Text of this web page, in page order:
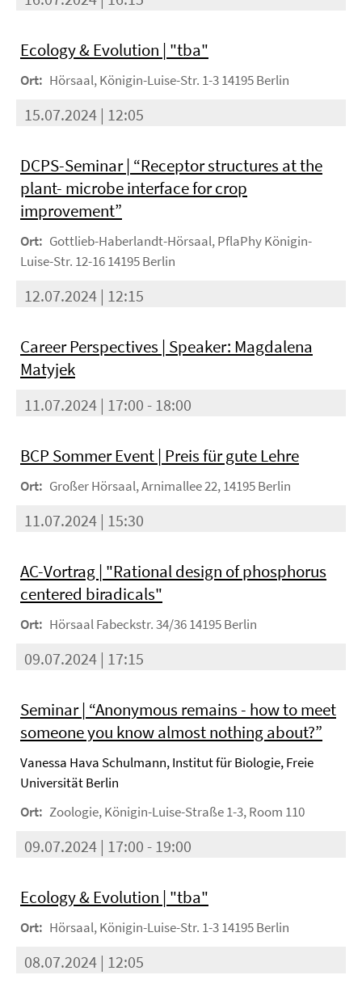
Ecology & Evolution | "tba"
Ort: Hörsaal, Königin-Luise-Str. 1-3 14195 Berlin
15.07.2024 | 12:05
DCPS-Seminar | “Receptor structures at the
plant- microbe interface for crop
improvement”
Ort: Gottlieb-Haberlandt-Hörsaal, PflaPhy Königin-
Luise-Str. 12-16 14195 Berlin
12.07.2024 | 12:15
Career Perspectives | Speaker: Magdalena
Matyjek
11.07.2024 | 17:00 - 18:00
BCP Sommer Event | Preis für gute Lehre
Ort: Großer Hörsaal, Arnimallee 22, 14195 Berlin
11.07.2024 | 15:30
AC-Vortrag | "Rational design of phosphorus
centered biradicals"
Ort: Hörsaal Fabeckstr. 34/36 14195 Berlin
09.07.2024 | 17:15
Seminar | “Anonymous remains - how to meet
someone you know almost nothing about?”
Vanessa Hava Schulmann, Institut für Biologie, Freie
Universität Berlin
Ort: Zoologie, Königin-Luise-Straße 1-3, Room 110
09.07.2024 | 17:00 - 19:00
Ecology & Evolution | "tba"
Ort: Hörsaal, Königin-Luise-Str. 1-3 14195 Berlin
08.07.2024 | 12:05